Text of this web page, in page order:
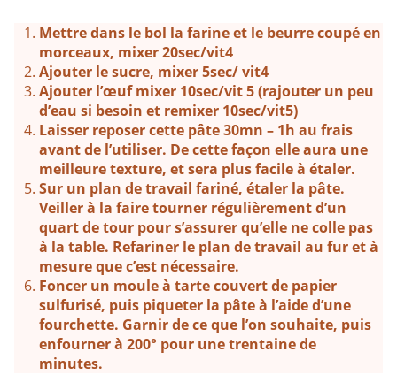
Mettre dans le bol la farine et le beurre coupé en
morceaux, mixer 20sec/vit4
Ajouter le sucre, mixer 5sec/ vit4
Ajouter l’œuf mixer 10sec/vit 5 (rajouter un peu
d’eau si besoin et remixer 10sec/vit5)
Laisser reposer cette pâte 30mn – 1h au frais
avant de l’utiliser. De cette façon elle aura une
meilleure texture, et sera plus facile à étaler.
Sur un plan de travail fariné, étaler la pâte.
Veiller à la faire tourner régulièrement d’un
quart de tour pour s’assurer qu’elle ne colle pas
à la table. Refariner le plan de travail au fur et à
mesure que c’est nécessaire.
Foncer un moule à tarte couvert de papier
sulfurisé, puis piqueter la pâte à l’aide d’une
fourchette. Garnir de ce que l’on souhaite, puis
enfourner à 200° pour une trentaine de
minutes.